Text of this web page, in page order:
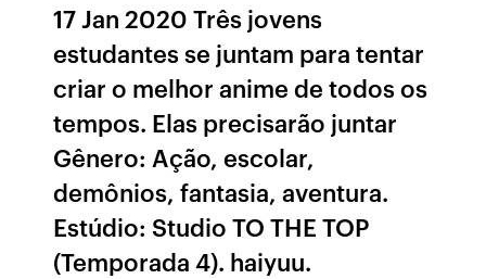
17 Jan 2020 Três jovens
estudantes se juntam para tentar
criar o melhor anime de todos os
tempos. Elas precisarão juntar
Gênero: Ação, escolar,
demônios, fantasia, aventura.
Estúdio: Studio TO THE TOP
(Temporada 4). haiyuu.